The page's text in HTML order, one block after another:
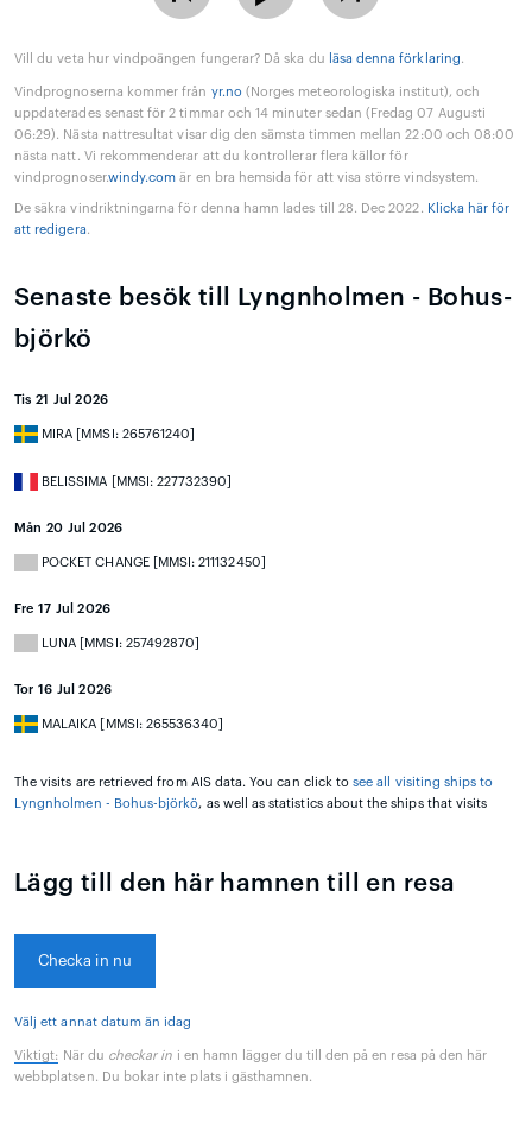
Vill du veta hur vindpoängen fungerar? Då ska du läsa denna förklaring.
Vindprognoserna kommer från yr.no (Norges meteorologiska institut), och
uppdaterades senast för 2 timmar och 14 minuter sedan (Fredag 07 Augusti
06:29). Nästa nattresultat visar dig den sämsta timmen mellan 22:00 och 08:00
nästa natt. Vi rekommenderar att du kontrollerar flera källor för
vindprognoser.windy.com är en bra hemsida för att visa större vindsystem.
De säkra vindriktningarna för denna hamn lades till 28. Dec 2022. Klicka här för
att redigera.
Senaste besök till Lyngnholmen - Bohus-
björkö
Tis 21 Jul 2026
MIRA [MMSI: 265761240]
BELISSIMA [MMSI: 227732390]
Mån 20 Jul 2026
POCKET CHANGE [MMSI: 211132450]
Fre 17 Jul 2026
LUNA [MMSI: 257492870]
Tor 16 Jul 2026
MALAIKA [MMSI: 265536340]
The visits are retrieved from AIS data. You can click tosee all visiting ships to
Lyngnholmen - Bohus-björkö, as well as statistics about the ships that visits
Lägg till den här hamnen till en resa
Checka in nu
Välj ett annat datum än idag
Viktigt: När du checkar in i en hamn lägger du till den på en resa på den här
webbplatsen. Du bokar inte plats i gästhamnen.